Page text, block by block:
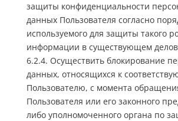
защиты конфиденциальности
данных Пользователя согласно
используемого для защиты такого
информации в существующем
6.2.4. Осуществить блокирование
данных, относящихся к
Пользователю, с момента
Пользователя или его законного
либо уполномоченного органа по